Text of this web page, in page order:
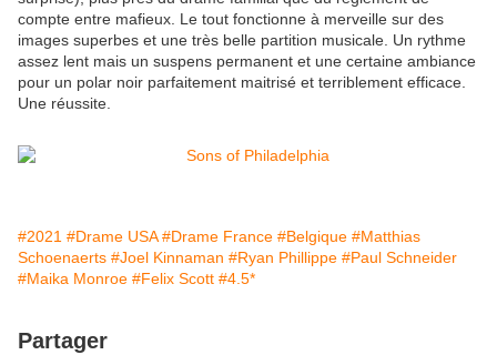
compte entre mafieux. Le tout fonctionne à merveille sur des
images superbes et une très belle partition musicale. Un rythme
assez lent mais un suspens permanent et une certaine ambiance
pour un polar noir parfaitement maitrisé et terriblement efficace.
Une réussite.
#2021 #Drame USA #Drame France #Belgique #Matthias
Schoenaerts #Joel Kinnaman #Ryan Phillippe #Paul Schneider
#Maika Monroe #Felix Scott #4.5*
Partager